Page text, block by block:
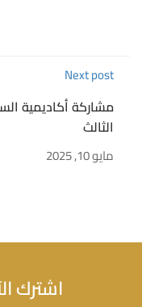
Next post
مشاركة أكاديمية
الثالث
مايو 10, 2025
اشترك